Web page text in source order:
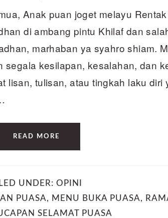
Anak puan joget melayu
di ambang pintu Khilaf dan
marhaban ya syahro shiam.
segala kesilapan, kesalahan, dan
lisan, tulisan, atau tingkah laku diri
READ MORE
UNDER: OPINI
PUASA, MENU BUKA PUASA,
SELAMAT PUASA